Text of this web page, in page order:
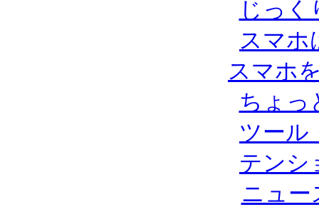
じっ
スマホ
スマホ
ちょっ
ツール
テンシ
ニュー